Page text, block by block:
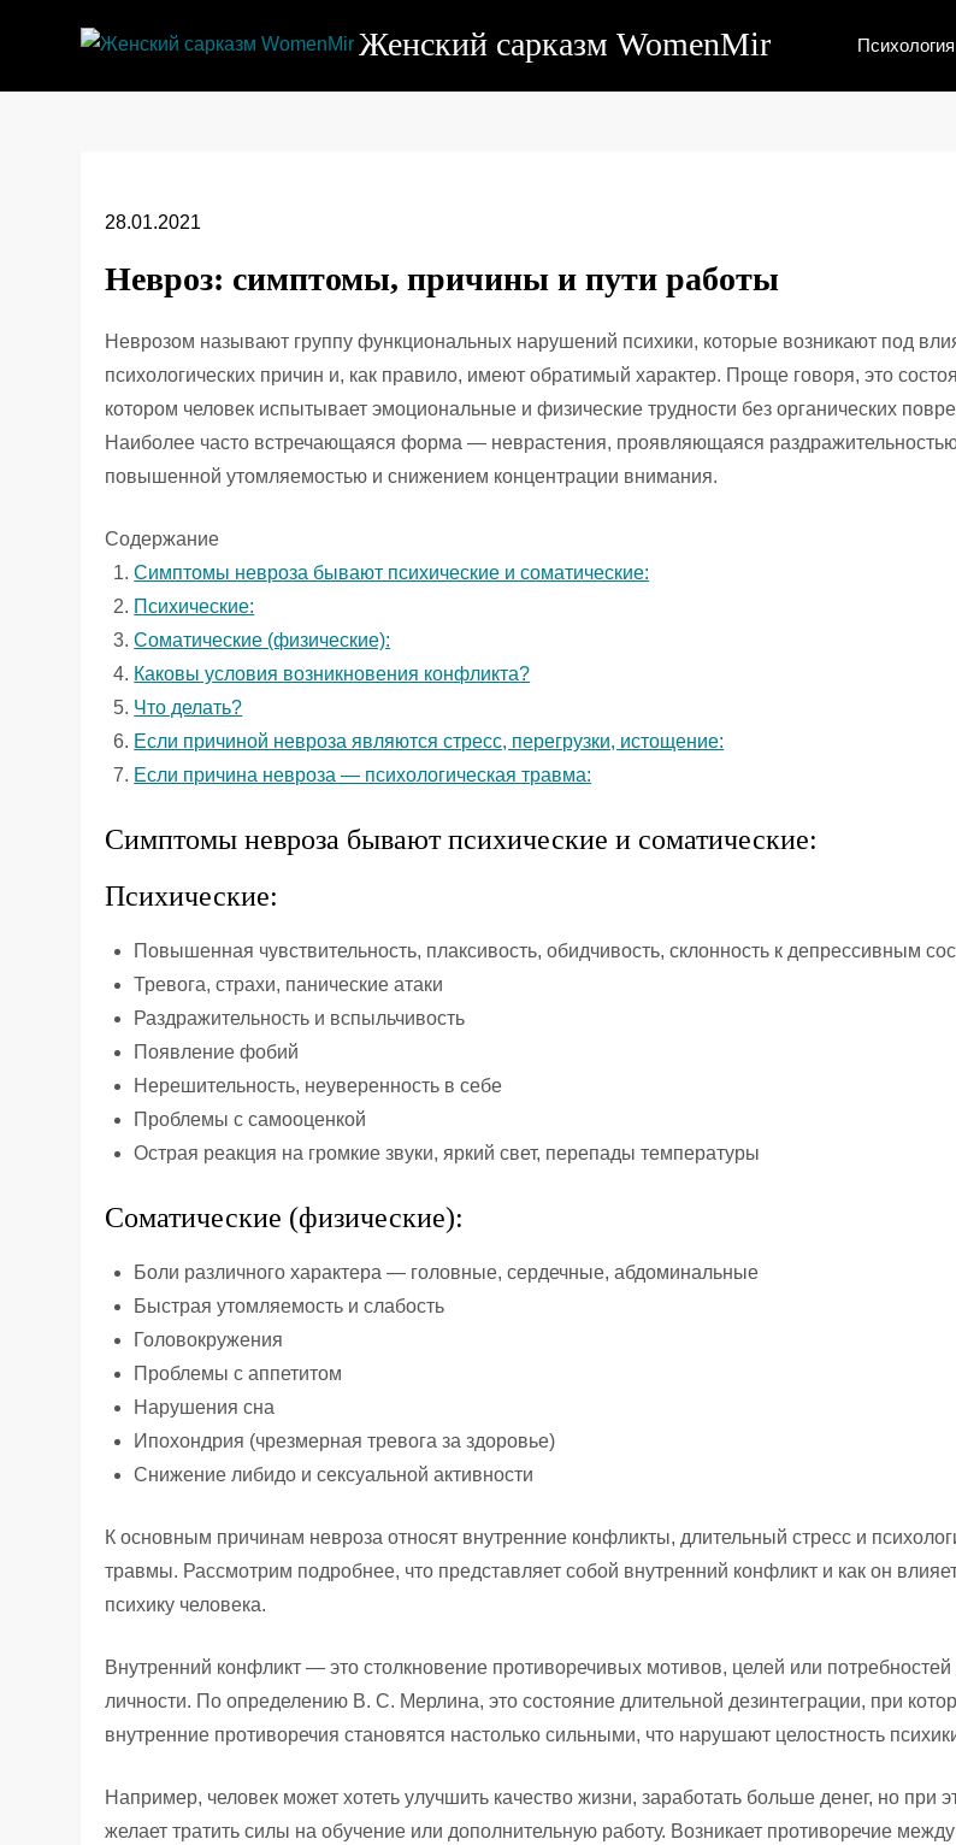
Женский сарказм WomenMir Психология
28.01.2021
Невроз: симптомы, причины и пути работы
Неврозом называют группу функциональных нарушений психики, которые возникают под
психологических причин и, как правило, имеют обратимый характер. Проще говоря, это
котором человек испытывает эмоциональные и физические трудности без органических
Наиболее часто встречающаяся форма — неврастения, проявляющаяся
повышенной утомляемостью и снижением концентрации внимания.
Содержание
Симптомы невроза бывают психические и соматические:
Психические:
Соматические (физические):
Каковы условия возникновения конфликта?
Что делать?
Если причиной невроза являются стресс, перегрузки, истощение:
Если причина невроза — психологическая травма:
Симптомы невроза бывают психические и соматические:
Психические:
Повышенная чувствительность, плаксивость, обидчивость, склонность к депрессивным
Тревога, страхи, панические атаки
Раздражительность и вспыльчивость
Появление фобий
Нерешительность, неуверенность в себе
Проблемы с самооценкой
Острая реакция на громкие звуки, яркий свет, перепады температуры
Соматические (физические):
Боли различного характера — головные, сердечные, абдоминальные
Быстрая утомляемость и слабость
Головокружения
Проблемы с аппетитом
Нарушения сна
Ипохондрия (чрезмерная тревога за здоровье)
Снижение либидо и сексуальной активности
К основным причинам невроза относят внутренние конфликты, длительный стресс и
травмы. Рассмотрим подробнее, что представляет собой внутренний конфликт и как он
психику человека.
Внутренний конфликт — это столкновение противоречивых мотивов, целей или потребностей
личности. По определению В. С. Мерлина, это состояние длительной дезинтеграции, при
внутренние противоречия становятся настолько сильными, что нарушают целостность
Например, человек может хотеть улучшить качество жизни, заработать больше денег, но при
желает тратить силы на обучение или дополнительную работу. Возникает противоречие